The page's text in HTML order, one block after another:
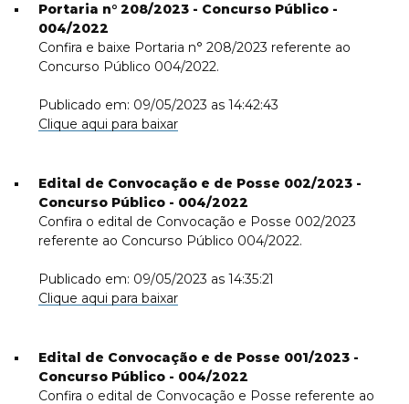
Portaria n° 208/2023 - Concurso Público -
004/2022
Confira e baixe Portaria n° 208/2023 referente ao
Concurso Público 004/2022.
Publicado em: 09/05/2023 as 14:42:43
Clique aqui para baixar
Edital de Convocação e de Posse 002/2023 -
Concurso Público - 004/2022
Confira o edital de Convocação e Posse 002/2023
referente ao Concurso Público 004/2022.
Publicado em: 09/05/2023 as 14:35:21
Clique aqui para baixar
Edital de Convocação e de Posse 001/2023 -
Concurso Público - 004/2022
Confira o edital de Convocação e Posse referente ao